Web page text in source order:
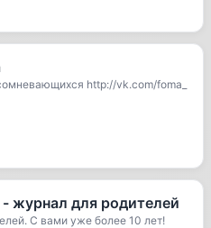
http://vk.com/foma_
- журнал для родителей
С вами уже более 10 лет!